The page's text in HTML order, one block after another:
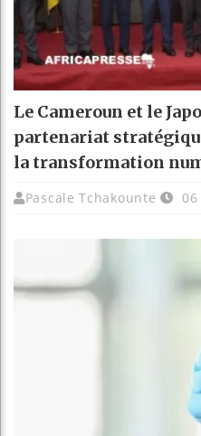
Le Cameroun et le
partenariat
la transformation
Pascale Tchakounte 06